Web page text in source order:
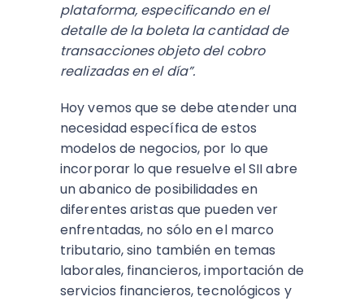
plataforma, especificando en el
detalle de la boleta la cantidad de
transacciones objeto del cobro
realizadas en el día”.
Hoy vemos que se debe atender una
necesidad específica de estos
modelos de negocios, por lo que
incorporar lo que resuelve el SII abre
un abanico de posibilidades en
diferentes aristas que pueden ver
enfrentadas, no sólo en el marco
tributario, sino también en temas
laborales, financieros, importación de
servicios financieros, tecnológicos y